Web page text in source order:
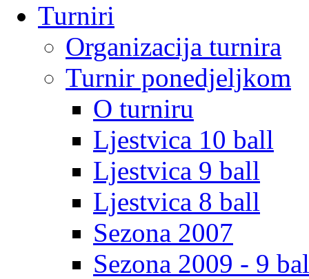
Turniri
Organizacija turnira
Turnir ponedjeljkom
O turniru
Ljestvica 10 ball
Ljestvica 9 ball
Ljestvica 8 ball
Sezona 2007
Sezona 2009 - 9